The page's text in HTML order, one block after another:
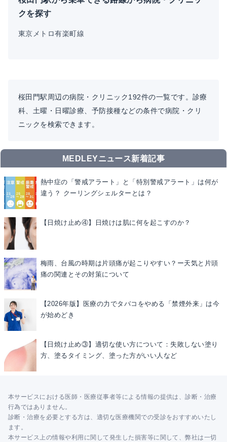
クを探す
東京メトロ有楽町線
桜田門駅周辺の病院・クリニック192件の一覧です。診療
科、土曜・日曜診療、予防接種などの条件で病院・クリ
ニックを検索できます。
MEDLEYニュース新着記事
熱中症の「警戒アラート」と「特別警戒アラート」は何が
違う？ クーリングシェルターとは？
【日焼け止め④】日焼けは肌に何を起こすのか？
梅雨、台風の時期は片頭痛が起こりやすい？ー天気と片頭
痛の関連とその対策について
【2026年版】医療の力でタバコをやめる「禁煙外来」は今
が始めどき
【日焼け止め③】適切な使い方について：失敗しない塗り
方、塗るタイミング、塗った方がいい人など
本サービスにおける医師・医療従事者等による情報の提供は、診断・治療
行為ではありません。
診断・治療を必要とする方は、適切な医療機関での受診をおすすめいたし
ます。
本サービス上の情報や利用に関して発生した損害等に関して、弊社は一切